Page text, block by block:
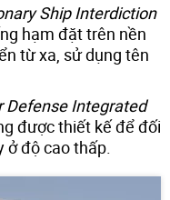
Ship Interdiction
hạm đặt trên nền
từ xa, sử dụng tên
Defense Integrated
được thiết kế để đối
ở độ cao thấp.